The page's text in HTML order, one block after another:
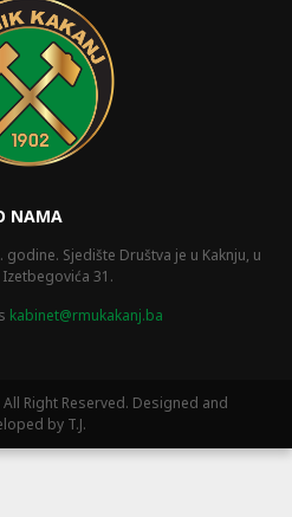
NAMA
godine. Sjedište Društva je u Kaknju, u
31.
kabinet@rmukakanj.ba
Right Reserved. Designed and
by T.J.